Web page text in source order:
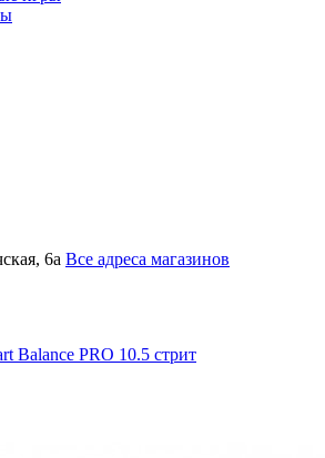
6а Все адреса магазинов
Balance PRO 10.5 стрит